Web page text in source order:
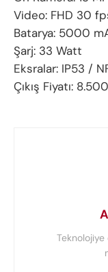
Video: FHD 30
Batarya: 5000
Şarj: 33 Watt
Eksralar: IP53 /
Çıkış Fiyatı: